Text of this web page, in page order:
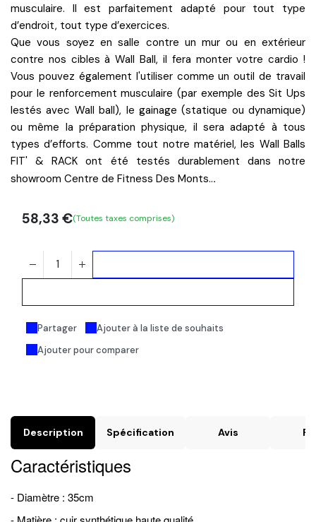
musculaire. Il est parfaitement adapté pour tout type
d’endroit, tout type d’exercices.
Que vous soyez en salle contre un mur ou en extérieur
contre nos cibles à Wall Ball, il fera monter votre cardio !
Vous pouvez également l'utiliser comme un outil de travail
pour le renforcement musculaire (par exemple des Sit Ups
lestés avec Wall ball), le gainage (statique ou dynamique)
ou même la préparation physique, il sera adapté à tous
types d’efforts. Comme tout notre matériel, les Wall Balls
FIT' & RACK ont été testés durablement dans notre
showroom Centre de Fitness Des Monts...
Ajouter pour comparer
Partager Ajouter à la liste de souhaits
58,33 €(Toutes taxes comprises)
Description Spécification Avis
Caractéristiques
- Diamètre : 35cm